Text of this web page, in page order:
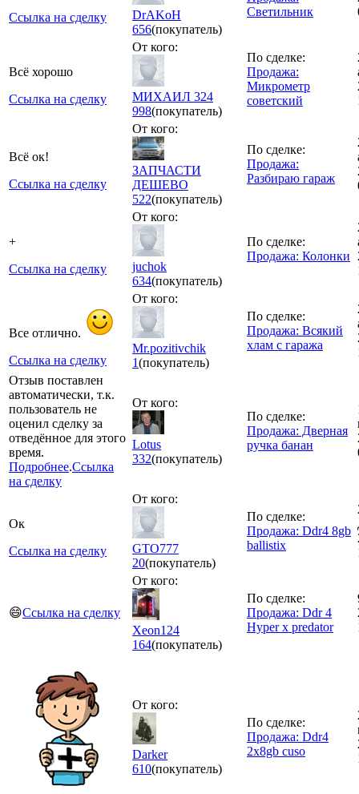
Ссылка на сделку
DrAKoH
656(покупатель)
Светильник
Всё хорошо
Ссылка на сделку
От кого:
МИХАИЛ 324
998(покупатель)
По сделке:
Продажа:
Микрометр
советский
Всё ок!
Ссылка на сделку
От кого:
ЗАПЧАСТИ
ДЕШЕВО
522(покупатель)
По сделке:
Продажа:
Разбираю гараж
+
Ссылка на сделку
От кого:
juchok
634(покупатель)
По сделке:
Продажа: Колонки
Все отлично.
Ссылка на сделку
От кого:
Mr.pozitivchik
1(покупатель)
По сделке:
Продажа: Всякий
хлам с гаража
Отзыв поставлен
автоматически, т.к.
пользователь не
оценил сделку за
отведённое для этого
время.
Подробнее.Ссылка
на сделку
От кого:
Lotus
332(покупатель)
По сделке:
Продажа: Дверная
ручка банан
Ок
Ссылка на сделку
От кого:
GTO777
20(покупатель)
По сделке:
Продажа: Ddr4 8gb
ballistix
😄Ссылка на сделку
От кого:
Xeon124
164(покупатель)
По сделке:
Продажа: Ddr 4
Hyper x predator
От кого:
Darker
610(покупатель)
По сделке:
Продажа: Ddr4
2x8gb cuso